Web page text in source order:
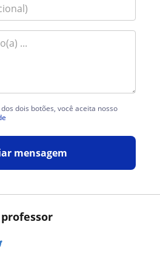
dois botões, você aceita nosso
mensagem